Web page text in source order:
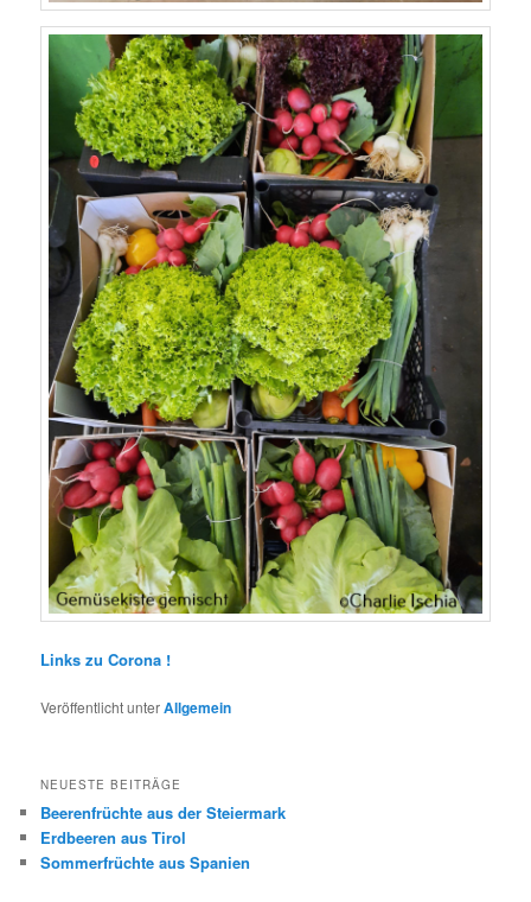
Links zu Corona !
Veröffentlicht unterAllgemein
NEUESTE BEITRÄGE
Beerenfrüchte aus der Steiermark
Erdbeeren aus Tirol
Sommerfrüchte aus Spanien